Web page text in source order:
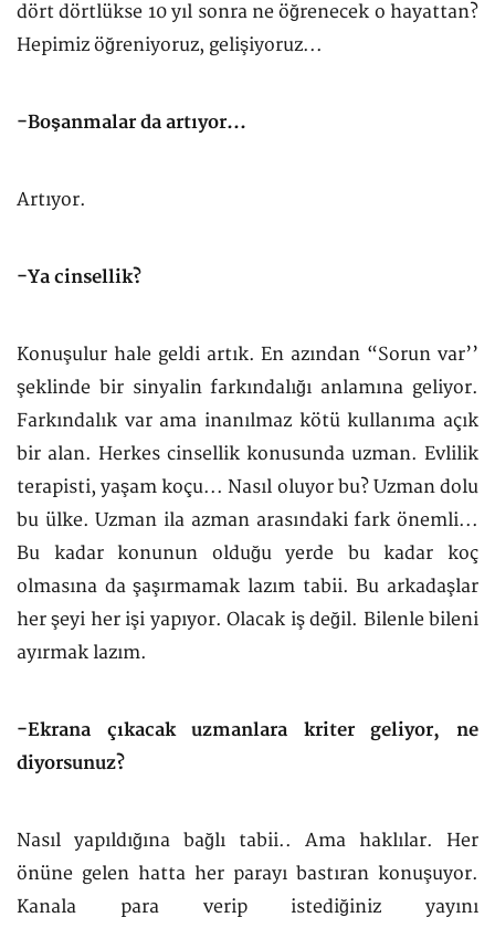
dört dörtlükse 10 yıl sonra ne öğrenecek o hayattan?
Hepimiz öğreniyoruz, gelişiyoruz...
-Boşanmalar da artıyor...
Artıyor.
-Ya cinsellik?
Konuşulur hale geldi artık. En azından “Sorun var’’
şeklinde bir sinyalin farkındalığı anlamına geliyor.
Farkındalık var ama inanılmaz kötü kullanıma açık
bir alan. Herkes cinsellik konusunda uzman. Evlilik
terapisti, yaşam koçu... Nasıl oluyor bu? Uzman dolu
bu ülke. Uzman ila azman arasındaki fark önemli...
Bu kadar konunun olduğu yerde bu kadar koç
olmasına da şaşırmamak lazım tabii. Bu arkadaşlar
her şeyi her işi yapıyor. Olacak iş değil. Bilenle bileni
ayırmak lazım.
-Ekrana çıkacak uzmanlara kriter geliyor, ne
diyorsunuz?
Nasıl yapıldığına bağlı tabii.. Ama haklılar. Her
önüne gelen hatta her parayı bastıran konuşuyor.
Kanala para verip istediğiniz yayını